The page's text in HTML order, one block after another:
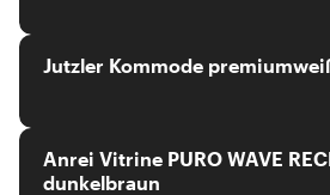
Jutzler Kommode
Anrei Vitrine PURO WAVE
dunkelbraun